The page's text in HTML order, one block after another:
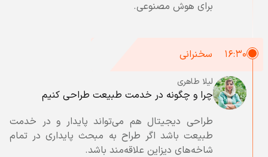
برای هوش مصنوعی.
۱۶:۳۰ سخنرانی
ليلا طاهرى
چرا و چگونه در خدمت طبيعت طراحى كنيم
طراحی دیجیتال هم می‌تواند پايدار و در خدمت
طبيعت باشد اگر طراح به مبحث پایداری در تمام